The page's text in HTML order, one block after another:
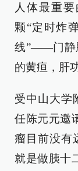
人体最重
颗“定时炸
线”——门静
的黄疸，肝
受中山大学
任陈元元邀
瘤目前没有
就是做胰十